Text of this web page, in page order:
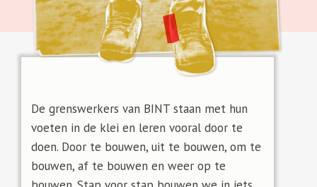
De grenswerkers van BINT staan met hun
voeten in de klei en leren vooral door te
doen. Door te bouwen, uit te bouwen, om te
bouwen, af te bouwen en weer op te